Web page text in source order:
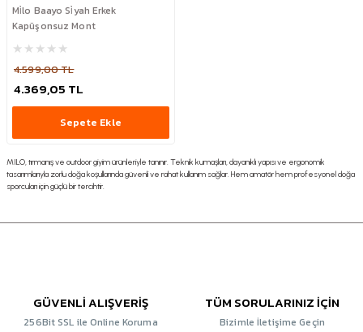
Mi̇lo Baayo Si̇yah Erkek
Kapüşonsuz Mont
4.599,00 TL
4.369,05 TL
Sepete Ekle
MILO, tırmanış ve outdoor giyim ürünleriyle tanınır. Teknik kumaşları, dayanıklı yapısı ve ergonomik
tasarımlarıyla zorlu doğa koşullarında güvenli ve rahat kullanım sağlar. Hem amatör hem profesyonel doğa
sporcuları için güçlü bir tercihtir.
GÜVENLİ ALIŞVERİŞ
256Bit SSL ile Online Koruma
TÜM SORULARINIZ İÇİN
Bizimle İletişime Geçin